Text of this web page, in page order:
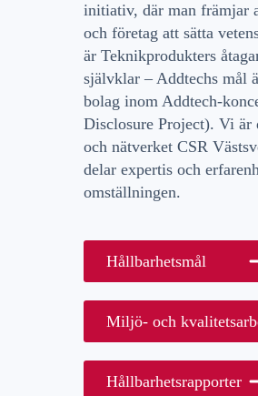
initiativ, där man främjar
och företag att sätta
är Teknikprodukters
självklar – Addtechs mål
bolag inom Addtech-
Disclosure Project). Vi
och nätverket CSR
delar expertis och
omställningen.
Hållbarhetsmål
Miljö- och
Hållbarhetsrapporter